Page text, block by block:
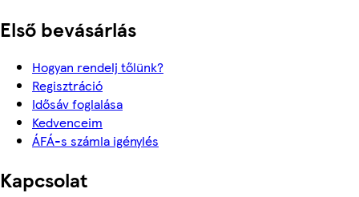
Első bevásárlás
Hogyan rendelj tőlünk?
Regisztráció
Idősáv foglalása
Kedvenceim
ÁFÁ-s számla igénylés
Kapcsolat